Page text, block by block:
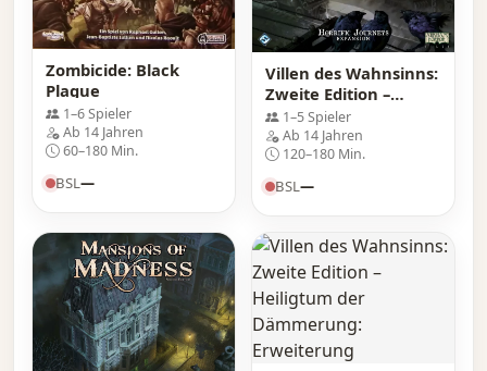
Zombicide: Black
Plague
1–6 Spieler
Ab 14 Jahren
60–180 Min.
BSL—
Villen des Wahnsinns:
Zweite Edition –
Grauenvolle Reisen:
Erweiterung
1–5 Spieler
Ab 14 Jahren
120–180 Min.
BSL—